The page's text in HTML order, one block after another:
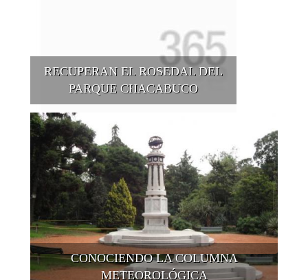
RECUPERAN EL ROSEDAL DEL
PARQUE CHACABUCO
CONOCIENDO LA COLUMNA
METEOROLÓGICA